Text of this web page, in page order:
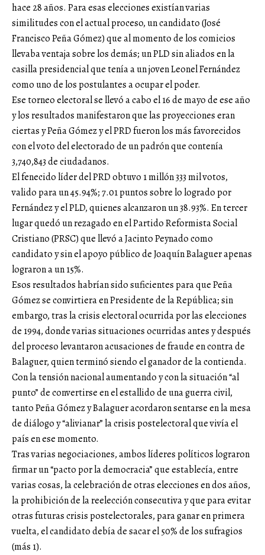
hace 28 años. Para esas elecciones existían varias
similitudes con el actual proceso, un candidato (José
Francisco Peña Gómez) que al momento de los comicios
llevaba ventaja sobre los demás; un PLD sin aliados en la
casilla presidencial que tenía a un joven Leonel Fernández
como uno de los postulantes a ocupar el poder.
Ese torneo electoral se llevó a cabo el 16 de mayo de ese año
y los resultados manifestaron que las proyecciones eran
ciertas y Peña Gómez y el PRD fueron los más favorecidos
con el voto del electorado de un padrón que contenía
3,740,843 de ciudadanos.
El fenecido líder del PRD obtuvo 1 millón 333 mil votos,
valido para un 45.94%; 7.01 puntos sobre lo logrado por
Fernández y el PLD, quienes alcanzaron un 38.93%. En tercer
lugar quedó un rezagado en el Partido Reformista Social
Cristiano (PRSC) que llevó a Jacinto Peynado como
candidato y sin el apoyo público de Joaquín Balaguer apenas
lograron a un 15%.
Esos resultados habrían sido suficientes para que Peña
Gómez se convirtiera en Presidente de la República; sin
embargo, tras la crisis electoral ocurrida por las elecciones
de 1994, donde varias situaciones ocurridas antes y después
del proceso levantaron acusaciones de fraude en contra de
Balaguer, quien terminó siendo el ganador de la contienda.
Con la tensión nacional aumentando y con la situación “al
punto” de convertirse en el estallido de una guerra civil,
tanto Peña Gómez y Balaguer acordaron sentarse en la mesa
de diálogo y “alivianar” la crisis postelectoral que vivía el
país en ese momento.
Tras varias negociaciones, ambos líderes políticos lograron
firmar un “pacto por la democracia” que establecía, entre
varias cosas, la celebración de otras elecciones en dos años,
la prohibición de la reelección consecutiva y que para evitar
otras futuras crisis postelectorales, para ganar en primera
vuelta, el candidato debía de sacar el 50% de los sufragios
(más 1).